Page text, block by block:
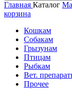
Главная Каталог
корзина
Кошкам
Собакам
Грызунам
Птицам
Рыбкам
Вет.
Прочее